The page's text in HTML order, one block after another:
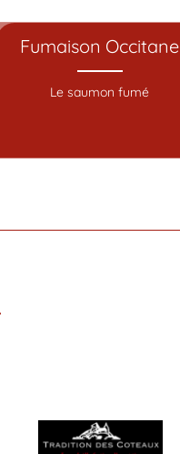
Fumaison Occitane
Le saumon fumé